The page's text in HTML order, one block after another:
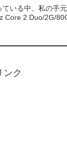
いる中、私の手
2 Duo/2G/
ンク